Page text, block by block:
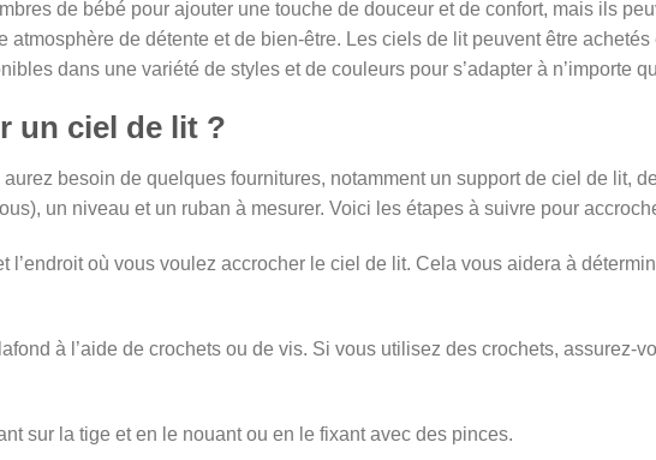
de bébé pour ajouter une touche de douceur et de confort, mais ils
atmosphère de détente et de bien-être. Les ciels de lit peuvent être
dans une variété de styles et de couleurs pour s’adapter à n’importe
un ciel de lit ?
besoin de quelques fournitures, notamment un support de ciel de lit,
un niveau et un ruban à mesurer. Voici les étapes à suivre pour
l’endroit où vous voulez accrocher le ciel de lit. Cela vous aidera à
à l’aide de crochets ou de vis. Si vous utilisez des crochets, assurez-
sur la tige et en le nouant ou en le fixant avec des pinces.